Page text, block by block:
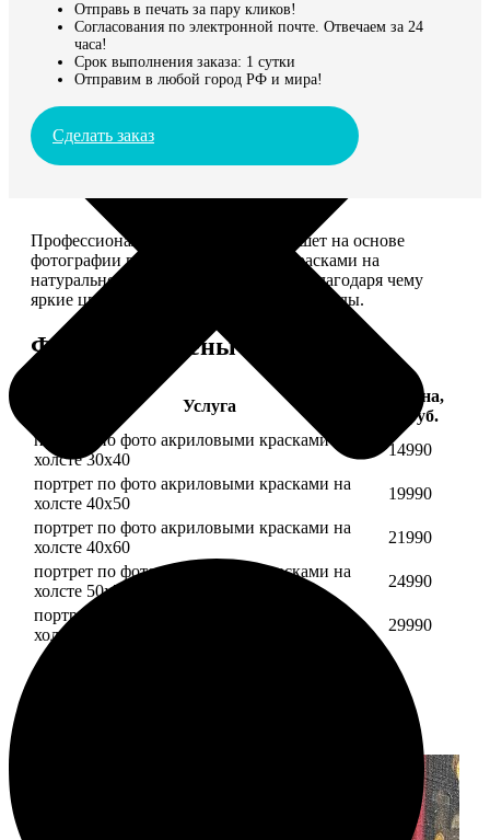
Отправь в печать за пару кликов!
Согласования по электронной почте. Отвечаем за 24
часа!
Срок выполнения заказа: 1 сутки
Отправим в любой город РФ и мира!
Сделать заказ
Профессиональный художник напишет на основе
фотографии портрет акриловыми красками на
натуральном холсте. Покроет лаком, благодаря чему
яркие цвета будут радовать вас долгие годы.
Форматы и цены
Услуга
Цена,
руб.
портрет по фото акриловыми красками на
холсте 30х40
14990
портрет по фото акриловыми красками на
холсте 40х50
19990
портрет по фото акриловыми красками на
холсте 40х60
21990
портрет по фото акриловыми красками на
холсте 50х70
24990
портрет по фото акриловыми красками на
холсте 60х70
29990